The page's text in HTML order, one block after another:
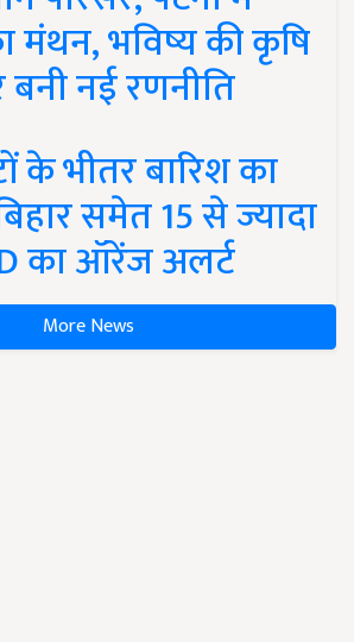
मंथन, भविष्य की कृषि
नई रणनीति
के भीतर बारिश का
समेत 15 से ज्यादा
का ऑरेंज अलर्ट
More News